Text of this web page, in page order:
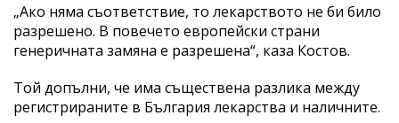
„Ако няма съответствие, то лекарството не би било
разрешено. В повечето европейски страни
генеричната замяна е разрешена“, каза Костов.
Той допълни, че има съществена разлика между
регистрираните в България лекарства и наличните.